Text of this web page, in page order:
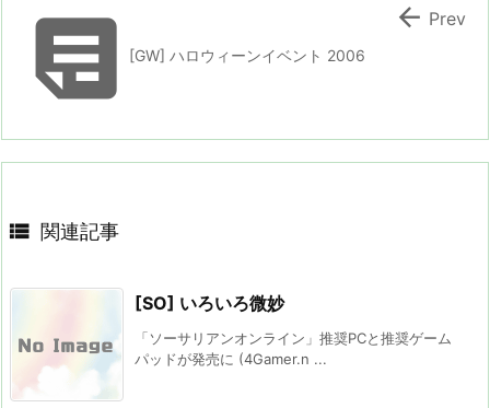
[GW] ハロウィーンイベント 2006
 Prev
 関連記事
[SO] いろいろ微妙
「ソーサリアンオンライン」推奨PCと推奨ゲーム
パッドが発売に (4Gamer.n ...